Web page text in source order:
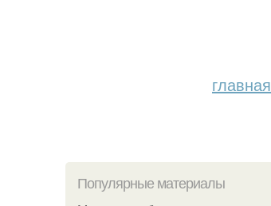
главная
Популярные материалы